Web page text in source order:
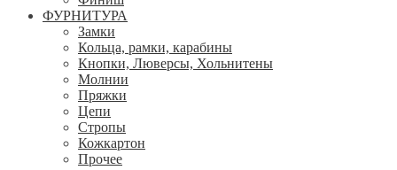
ФУРНИТУРА
Замки
Кольца, рамки, карабины
Кнопки, Люверсы, Хольнитены
Молнии
Пряжки
Цепи
Стропы
Кожкартон
Прочее